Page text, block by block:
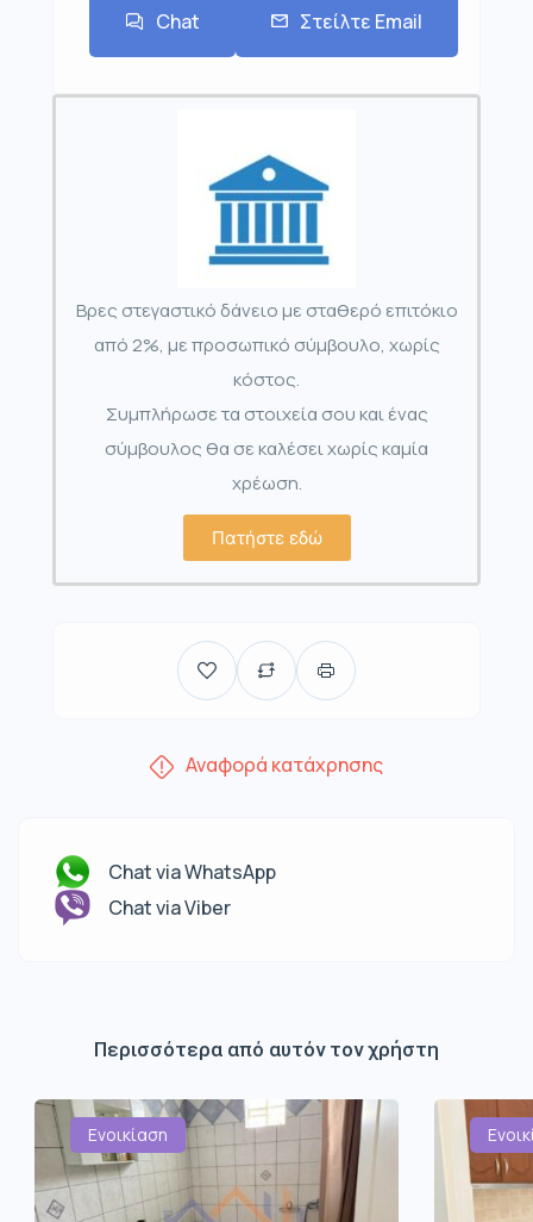
Chat Στείλτε Email
Βρες στεγαστικό δάνειο με σταθερό επιτόκιο
από 2%, με προσωπικό σύμβουλο, χωρίς
κόστος.
Συμπλήρωσε τα στοιχεία σου και ένας
σύμβουλος θα σε καλέσει χωρίς καμία
χρέωση.
Πατήστε εδώ
Αναφορά κατάχρησης
Chat via WhatsApp
Chat via Viber
Περισσότερα από αυτόν τον χρήστη
Ενοικίαση